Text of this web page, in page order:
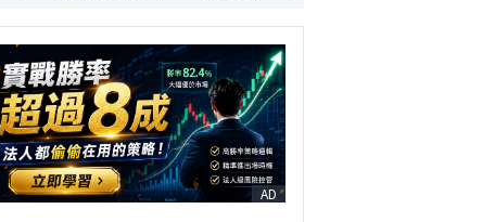
AD